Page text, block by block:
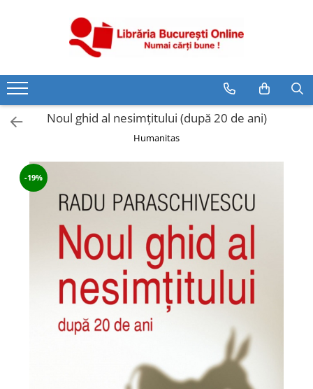
Artă și Enciclopedii
Beletristică
Business și Economie
Cărți pentru tineri
Creșterea copilului
Dezvoltare Personală
Diete și Fitness
Familie și Cuplu
Istorie și Civilizații
Manuale și Dicționare
Noul ghid al nesimțitului (după 20 de ani)
Humanitas
-19%